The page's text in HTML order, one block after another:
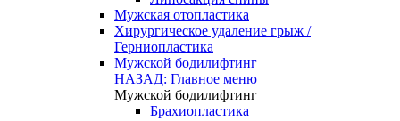
Мужская отопластика
Хирургическое удаление грыж /
Герниопластика
Мужской бодилифтинг
НАЗАД: Главное меню
Мужской бодилифтинг
Брахиопластика